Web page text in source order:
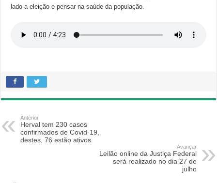
lado a eleição e pensar na saúde da população.
Anterior
Herval tem 230 casos
confirmados de Covid-19,
destes, 76 estão ativos
Avançar
Leilão online da Justiça Federal
será realizado no dia 27 de
julho